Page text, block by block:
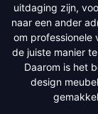
uitdaging zijn,
naar een ander
om professionele
de juiste manier
Daarom is het
design